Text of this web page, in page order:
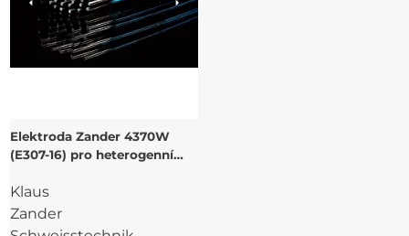
Elektroda Zander 4370W
(E307-16) pro heterogenní
Klaus
Zander